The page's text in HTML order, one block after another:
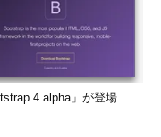
4 alpha」が登場